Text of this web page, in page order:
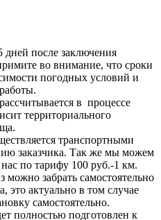
дней после заключения
во внимание, что сроки
погодных условий и
рассчитывается в процессе
территориального
транспортными
заказчика. Так же мы можем
по тарифу 100 руб.-1 км.
можно забрать самостоятельно
это актуально в том случае
самостоятельно.
полностью подготовлен к